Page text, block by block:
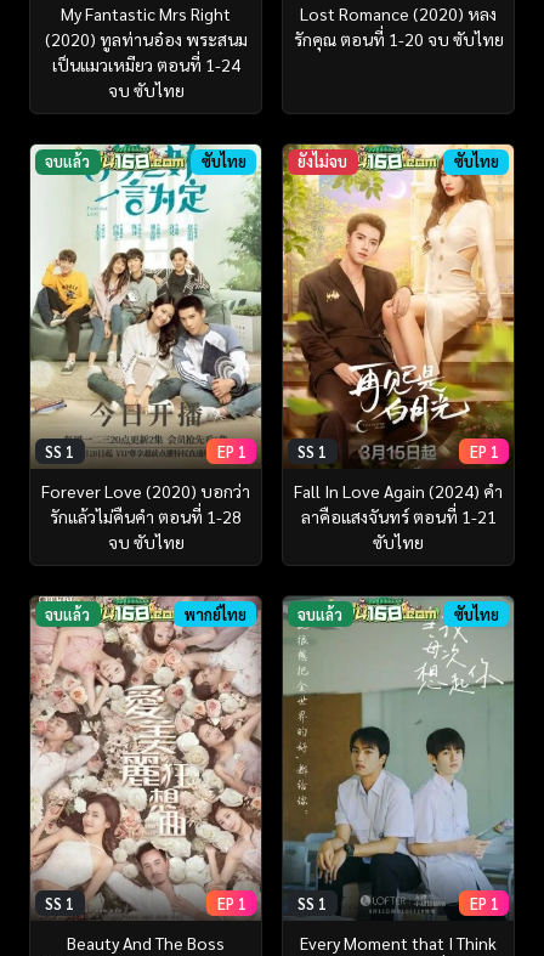
My Fantastic Mrs Right
(2020) ทูลท่านอ๋อง พระสนม
เป็นแมวเหมียว ตอนที่ 1-24
จบ ซับไทย
Lost Romance (2020) หลง
รักคุณ ตอนที่ 1-20 จบ ซับไทย
จบแล้ว ซับไทย
SS 1 EP 1
Forever Love (2020) บอกว่า
รักแล้วไม่คืนคำ ตอนที่ 1-28
จบ ซับไทย
ยังไม่จบ ซับไทย
SS 1 EP 1
Fall In Love Again (2024) คำ
ลาคือแสงจันทร์ ตอนที่ 1-21
ซับไทย
จบแล้ว พากย์ไทย
SS 1 EP 1
Beauty And The Boss
จบแล้ว ซับไทย
SS 1 EP 1
Every Moment that I Think